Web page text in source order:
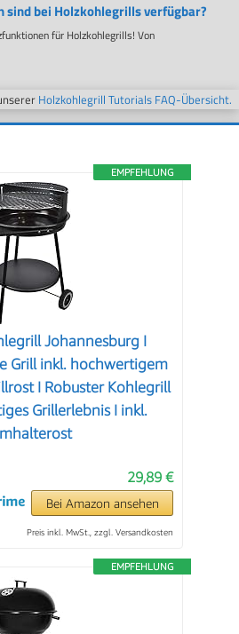
sind bei Holzkohlegrills verfügbar?
für Holzkohlegrills! Von
Holzkohlegrill Tutorials FAQ-Übersicht.
EMPFEHLUNG
Johannesburg I
Grill inkl. hochwertigem
I Robuster Kohlegrill
Grillerlebnis I inkl.
29,89 €
Bei Amazon ansehen
Preis inkl. MwSt., zzgl. Versandkosten
EMPFEHLUNG